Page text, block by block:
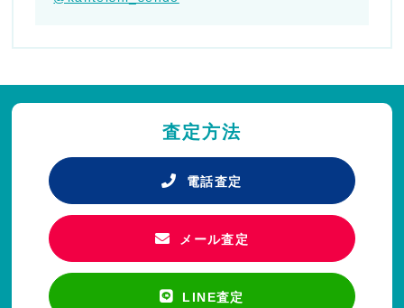
査定方法
電話査定
メール査定
LINE査定